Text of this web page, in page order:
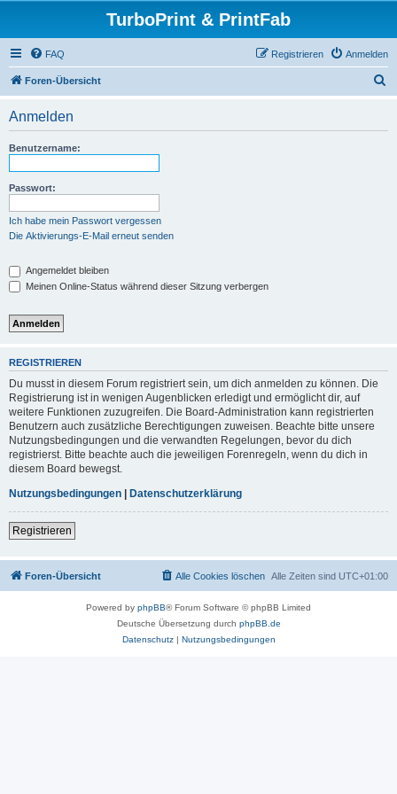
TurboPrint & PrintFab
FAQ Anmelden
Registrieren
Foren-Übersicht
Anmelden
Benutzername:
Passwort:
Ich habe mein Passwort vergessen
Die Aktivierungs-E-Mail erneut senden
Angemeldet bleiben
Meinen Online-Status während dieser Sitzung verbergen
REGISTRIEREN
Du musst in diesem Forum registriert sein, um dich anmelden zu können. Die
Registrierung ist in wenigen Augenblicken erledigt und ermöglicht dir, auf
weitere Funktionen zuzugreifen. Die Board-Administration kann registrierten
Benutzern auch zusätzliche Berechtigungen zuweisen. Beachte bitte unsere
Nutzungsbedingungen und die verwandten Regelungen, bevor du dich
registrierst. Bitte beachte auch die jeweiligen Forenregeln, wenn du dich in
diesem Board bewegst.
Nutzungsbedingungen | Datenschutzerklärung
Registrieren
Foren-Übersicht Alle Zeiten sind UTC+01:00
Alle Cookies löschen
Powered by phpBB® Forum Software © phpBB Limited
Deutsche Übersetzung durch phpBB.de
Datenschutz| Nutzungsbedingungen